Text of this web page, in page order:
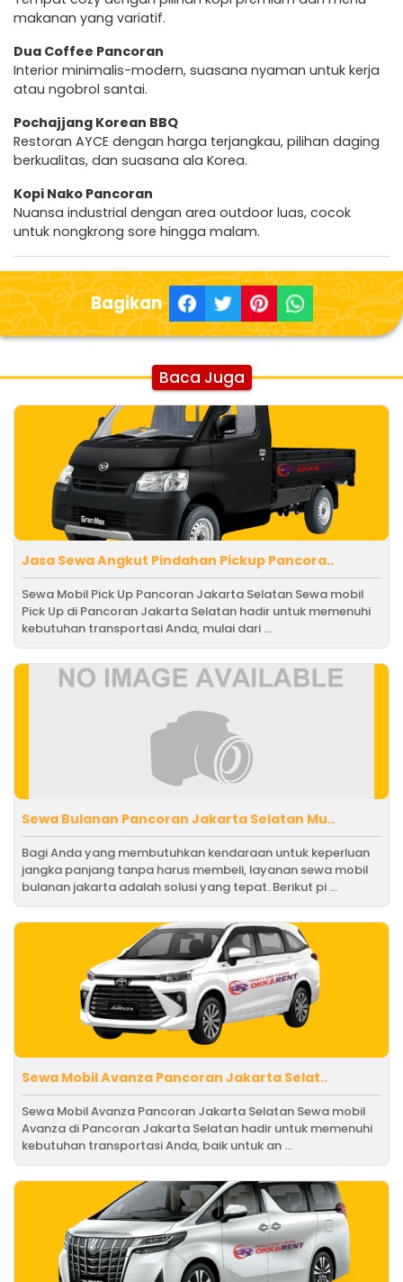
makanan yang variatif.
Dua Coffee Pancoran
Interior minimalis-modern, suasana nyaman untuk kerja
atau ngobrol santai.
Pochajjang Korean BBQ
Restoran AYCE dengan harga terjangkau, pilihan daging
berkualitas, dan suasana ala Korea.
Kopi Nako Pancoran
Nuansa industrial dengan area outdoor luas, cocok
untuk nongkrong sore hingga malam.
Bagikan
Baca Juga
Jasa Sewa Angkut Pindahan Pickup Pancora..
Sewa Mobil Pick Up Pancoran Jakarta Selatan Sewa mobil
Pick Up di Pancoran Jakarta Selatan hadir untuk memenuhi
kebutuhan transportasi Anda, mulai dari ...
Sewa Bulanan Pancoran Jakarta Selatan Mu..
Bagi Anda yang membutuhkan kendaraan untuk keperluan
jangka panjang tanpa harus membeli, layanan sewa mobil
bulanan jakarta adalah solusi yang tepat. Berikut pi ...
Sewa Mobil Avanza Pancoran Jakarta Selat..
Sewa Mobil Avanza Pancoran Jakarta Selatan Sewa mobil
Avanza di Pancoran Jakarta Selatan hadir untuk memenuhi
kebutuhan transportasi Anda, baik untuk an ...